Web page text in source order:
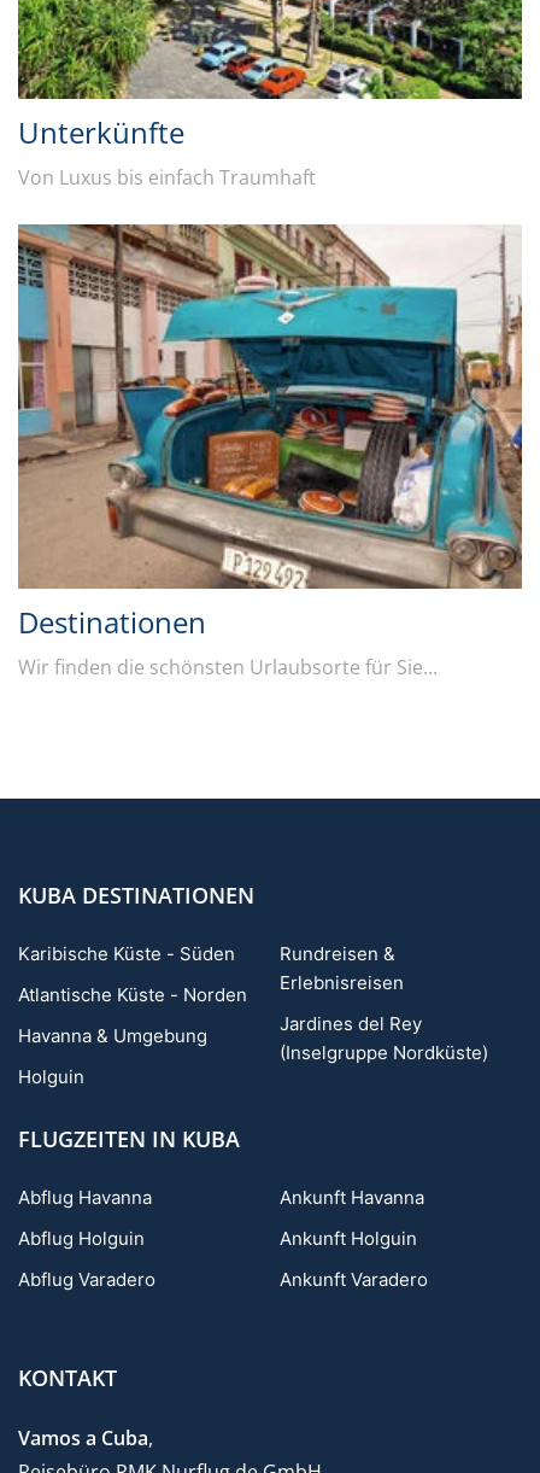
Unterkünfte
Von Luxus bis einfach Traumhaft
Destinationen
Wir finden die schönsten Urlaubsorte für Sie...
KUBA DESTINATIONEN
Karibische Küste - Süden
Atlantische Küste - Norden
Havanna & Umgebung
Holguin
Rundreisen &
Erlebnisreisen
Jardines del Rey
(Inselgruppe Nordküste)
FLUGZEITEN IN KUBA
Abflug Havanna
Abflug Holguin
Abflug Varadero
Ankunft Havanna
Ankunft Holguin
Ankunft Varadero
KONTAKT
Vamos a Cuba,